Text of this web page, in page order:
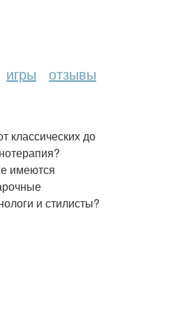
игры отзывы
классических до
имеются
и стилисты?